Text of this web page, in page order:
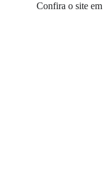
Confira o site em